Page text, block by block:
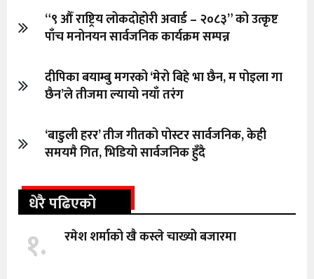
“९ औँ राष्ट्रिय लोकदोहोरी अवार्ड – २०८३” को उत्कृष्ट
पाँच मनोनयन सार्वजनिक कार्यक्रम सम्पन्न
दीपिका बयाम्बु मगरको ‘मेरो बिहे भा छैन, म पोइला गा
छैन’ले तीजमा ल्यायो नयाँ तरंग
‘बाडुली हरर’ तीज गीतको पोस्टर सार्वजनिक, केही
समयमै गित, भिडियो सार्वजनिक हुँदै
धेरै पढिएको
१. रमेश शर्माको खै कस्ले चाख्यो बजारमा